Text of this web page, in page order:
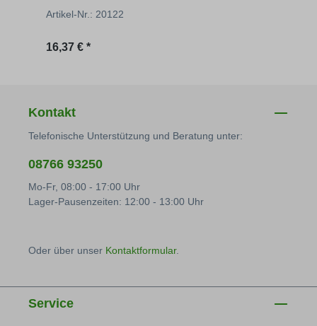
Artikel-Nr.: 20122
Regulärer Preis:
16,37 € *
Kontakt
Telefonische Unterstützung und Beratung unter:
08766 93250
Mo-Fr, 08:00 - 17:00 Uhr
Lager-Pausenzeiten: 12:00 - 13:00 Uhr
Oder über unser Kontaktformular.
Service